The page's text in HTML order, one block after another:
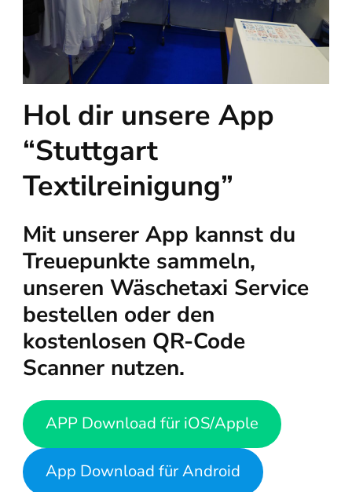
Hol dir unsere App
“Stuttgart
Textilreinigung”
Mit unserer App kannst du
Treuepunkte sammeln,
unseren Wäschetaxi Service
bestellen oder den
kostenlosen QR-Code
Scanner nutzen.
APP Download für iOS/Apple
App Download für Android